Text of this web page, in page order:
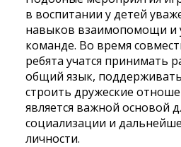
в воспитании у детей
навыков взаимопомощи и
команде. Во время
ребята учатся принимать
общий язык, поддерживать
строить дружеские
является важной основой
социализации и
личности.